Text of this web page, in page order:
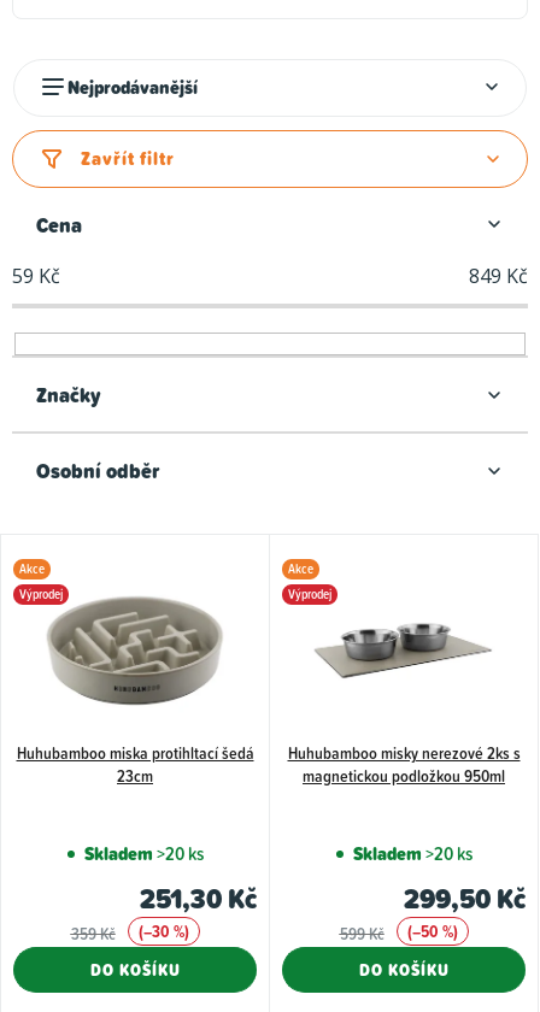
z
e
í
p
r
o
u
ů
Nejprodávanější
Zavřít filtr
Cena
59 Kč 849 Kč
Značky
Osobní odběr
V
ý
r
t
ů
Akce
Výprodej
Huhubamboo miska protihltací šedá
23cm
Skladem>20 ks
251,30 Kč
359 Kč
(–30 %)
DO KOŠÍKU
Akce
Výprodej
Huhubamboo misky nerezové 2ks s
magnetickou podložkou 950ml
Skladem>20 ks
299,50 Kč
599 Kč
(–50 %)
DO KOŠÍKU